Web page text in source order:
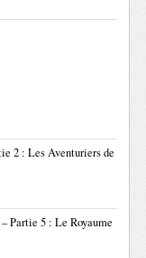
2 : Les Aventuriers de
Partie 5 : Le Royaume